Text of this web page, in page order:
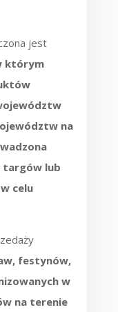
jest
którym
na
targów lub
celu
festynów,
w
na terenie